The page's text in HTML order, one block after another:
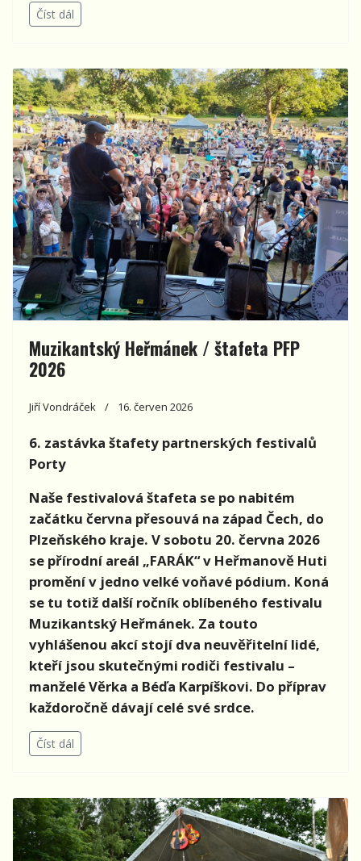
Číst dál
Muzikantský Heřmánek / štafeta PFP
2026
Jiří Vondráček 16. červen 2026
6. zastávka štafety partnerských festivalů
Porty
Naše festivalová štafeta se po nabitém
začátku června přesouvá na západ Čech, do
Plzeňského kraje. V sobotu 20. června 2026
se přírodní areál „FARÁK“ v Heřmanově Huti
promění v jedno velké voňavé pódium. Koná
se tu totiž další ročník oblíbeného festivalu
Muzikantský Heřmánek. Za touto
vyhlášenou akcí stojí dva neuvěřitelní lidé,
kteří jsou skutečnými rodiči festivalu –
manželé Věrka a Béďa Karpíškovi. Do příprav
každoročně dávají celé své srdce.
Číst dál